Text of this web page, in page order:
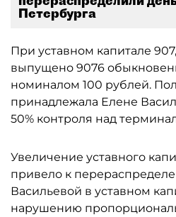
Петербурга
При уставном капитале
выпущено 9076
номиналом 100 рублей.
принадлежала Елене
50% контроля над
Увеличение уставного
привело к
Васильевой в уставном
нарушению